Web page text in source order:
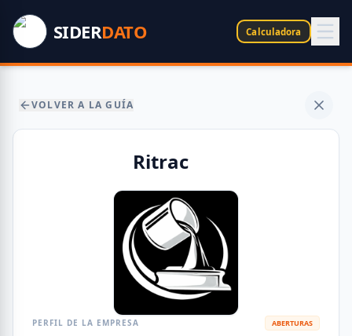
SIDERDATO Calculadora
VOLVER A LA GUÍA
Ritrac
PERFIL DE LA EMPRESA ABERTURAS